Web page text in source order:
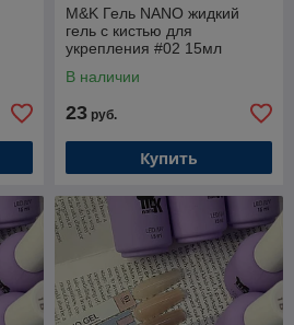
M&K Гель NANO жидкий
гель с кистью для
укрепления #02 15мл
В наличии
23 руб.
Купить